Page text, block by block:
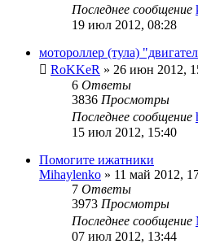
Последнее сообщение
19 июл 2012, 08:28
мотороллер (тула)
RoKKeR » 26 июн 2012,
6 Ответы
3836 Просмотры
Последнее сообщение
15 июл 2012, 15:40
Помогите ижатники
Mihaylenko » 11 май 2012,
7 Ответы
3973 Просмотры
Последнее сообщение
07 июл 2012, 13:44